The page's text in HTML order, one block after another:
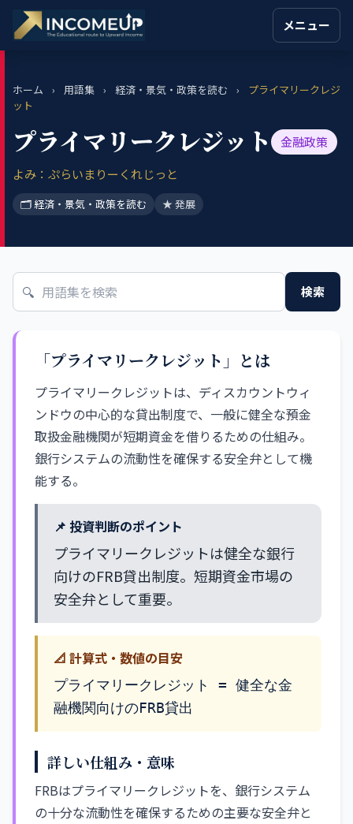
メニュー
ホーム › 用語集 › 経済・景気・政策を読む ›
プライマリークレジ
ット
プライマリークレジット
金融政策
よみ：ぷらいまりーくれじっと
🗂 経済・景気・政策を読む ★ 発展
🔍 検索
「プライマリークレジット」とは
プライマリークレジットは、ディスカウントウィ
ンドウの中心的な貸出制度で、一般に健全な預金
取扱金融機関が短期資金を借りるための仕組み。
銀行システムの流動性を確保する安全弁として機
能する。
📌 投資判断のポイント
プライマリークレジットは健全な銀行
向けのFRB貸出制度。短期資金市場の
安全弁として重要。
📐 計算式・数値の目安
プライマリークレジット = 健全な金
融機関向けのFRB貸出
詳しい仕組み・意味
FRBはプライマリークレジットを、銀行システム
の十分な流動性を確保するための主要な安全弁と